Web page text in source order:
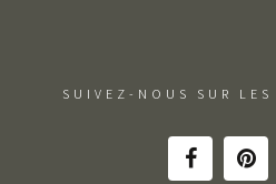
SUIVEZ-NOUS SUR